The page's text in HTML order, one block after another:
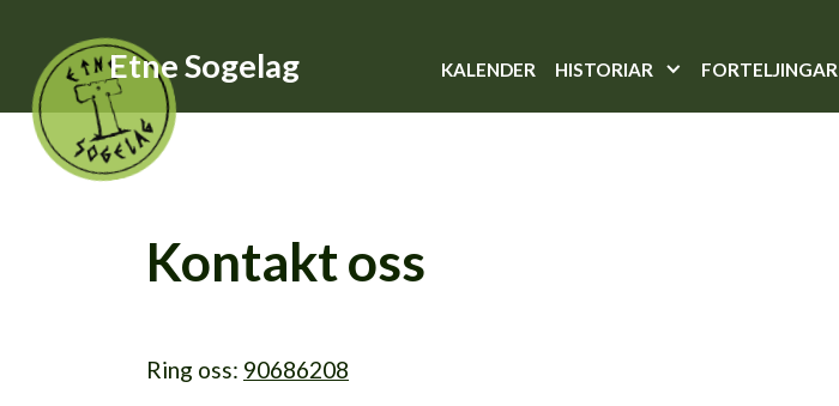
Etne Sogelag KALENDER HISTORIAR FORTELJINGAR
Kontakt oss
Ring oss: 90686208